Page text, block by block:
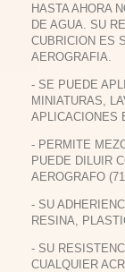
HASTA AHORA
DE AGUA. SU
CUBRICION ES
AEROGRAFIA.
- SE PUEDE
MINIATURAS,
APLICACIONES
- PERMITE
PUEDE DILUIR
AEROGRAFO
- SU
RESINA,
- SU
CUALQUIER